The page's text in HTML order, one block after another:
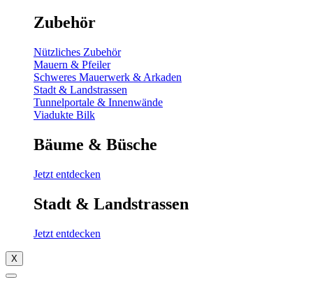
Zubehör
Nützliches Zubehör
Mauern & Pfeiler
Schweres Mauerwerk & Arkaden
Stadt & Landstrassen
Tunnelportale & Innenwände
Viadukte Bilk
Bäume & Büsche
Jetzt entdecken
Stadt & Landstrassen
Jetzt entdecken
X